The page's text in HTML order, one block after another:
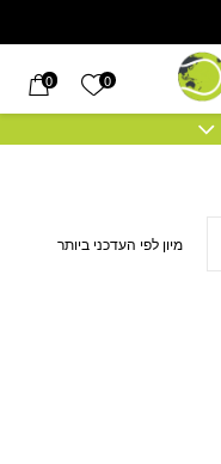
0 הרשימה
0